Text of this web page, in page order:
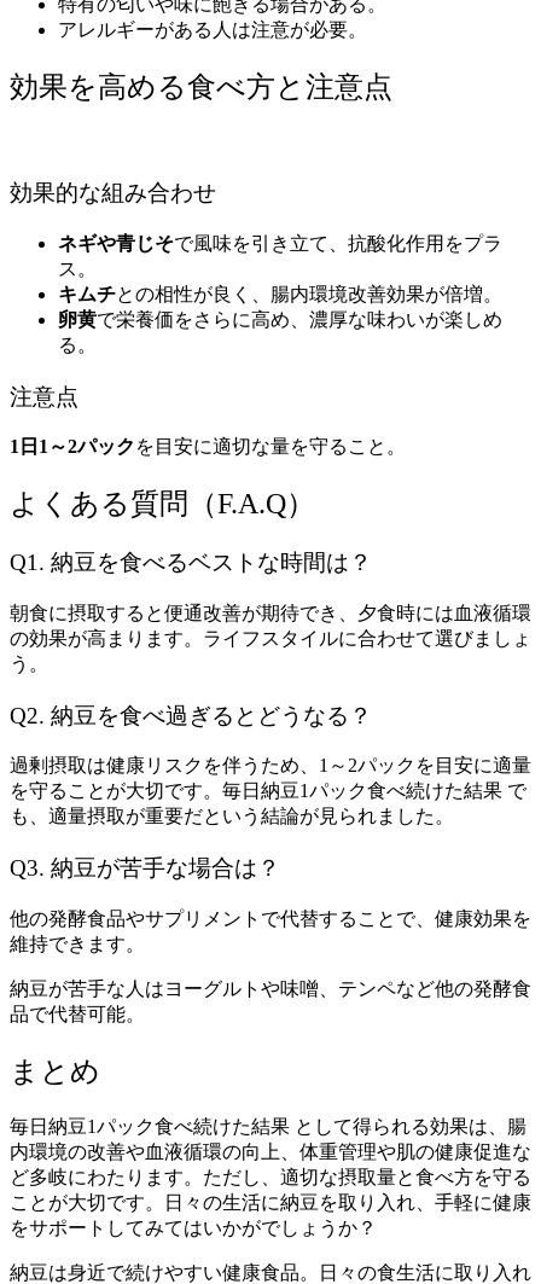
アレルギーがある人は注意が必要。
効果を高める食べ方と注意点
効果的な組み合わせ
ネギや青じそで風味を引き立て、抗酸化作用をプラ
ス。
キムチとの相性が良く、腸内環境改善効果が倍増。
卵黄で栄養価をさらに高め、濃厚な味わいが楽しめ
る。
注意点
1日1～2パック を目安に適切な量を守ること。
よくある質問（F.A.Q）
Q1. 納豆を食べるベストな時間は？
朝食に摂取すると便通改善が期待でき、夕食時には血液循環
の効果が高まります。ライフスタイルに合わせて選びましょ
う。
Q2. 納豆を食べ過ぎるとどうなる？
過剰摂取は健康リスクを伴うため、1～2パックを目安に適量
を守ることが大切です。毎日納豆1パック食べ続けた結果 で
も、適量摂取が重要だという結論が見られました。
Q3. 納豆が苦手な場合は？
他の発酵食品やサプリメントで代替することで、健康効果を
維持できます。
納豆が苦手な人はヨーグルトや味噌、テンペなど他の発酵食
品で代替可能。
まとめ
毎日納豆1パック食べ続けた結果 として得られる効果は、腸
内環境の改善や血液循環の向上、体重管理や肌の健康促進な
ど多岐にわたります。ただし、適切な摂取量と食べ方を守る
ことが大切です。日々の生活に納豆を取り入れ、手軽に健康
をサポートしてみてはいかがでしょうか？
納豆は身近で続けやすい健康食品。日々の食生活に取り入れ